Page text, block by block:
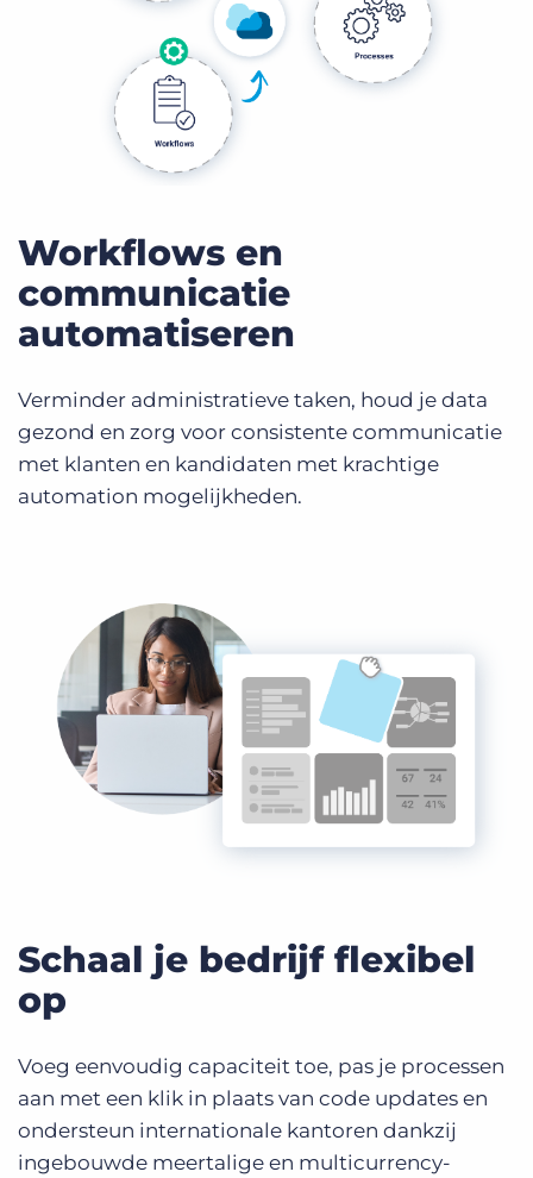
Workflows en
communicatie
automatiseren
Verminder administratieve taken, houd je data
gezond en zorg voor consistente communicatie
met klanten en kandidaten met krachtige
automation mogelijkheden.
Schaal je bedrijf flexibel
op
Voeg eenvoudig capaciteit toe, pas je processen
aan met een klik in plaats van code updates en
ondersteun internationale kantoren dankzij
ingebouwde meertalige en multicurrency-